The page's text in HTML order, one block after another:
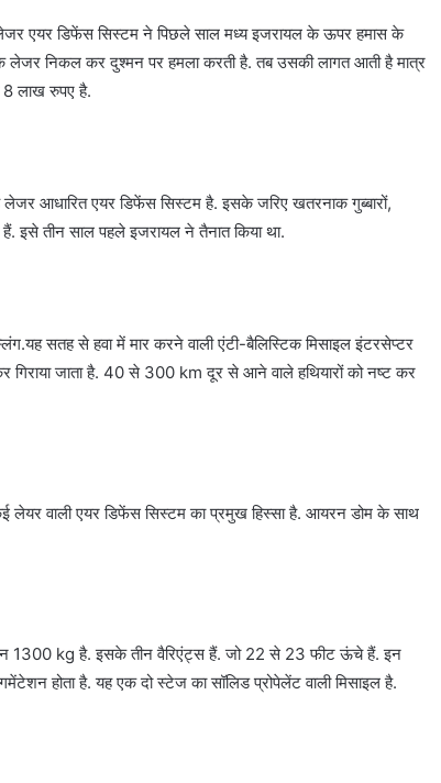
एयर डिफेंस सिस्टम ने पिछले साल मध्य इजरायल के ऊपर हमास के
निकल कर दुश्मन पर हमला करती है. तब उसकी लागत आती है मात्र
8 लाख रुपए है.
आधारित एयर डिफेंस सिस्टम है. इसके जरिए खतरनाक गुब्बारों,
हैं. इसे तीन साल पहले इजरायल ने तैनात किया था.
सतह से हवा में मार करने वाली एंटी-बैलिस्टिक मिसाइल इंटरसेप्टर
जाता है. 40 से 300 km दूर से आने वाले हथियारों को नष्ट कर
वाली एयर डिफेंस सिस्टम का प्रमुख हिस्सा है. आयरन डोम के साथ
1300 kg है. इसके तीन वैरिएंट्स हैं. जो 22 से 23 फीट ऊंचे हैं. इन
होता है. यह एक दो स्टेज का सॉलिड प्रोपेलेंट वाली मिसाइल है.